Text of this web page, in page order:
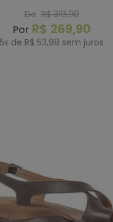
Codigo - 157065
De R$ 319,90
R$ 269,90
5x de R$ 53,98 sem juros